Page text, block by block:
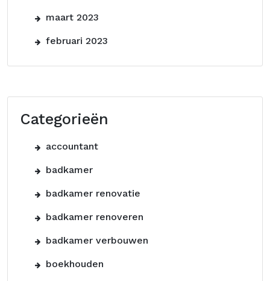
maart 2023
februari 2023
Categorieën
accountant
badkamer
badkamer renovatie
badkamer renoveren
badkamer verbouwen
boekhouden